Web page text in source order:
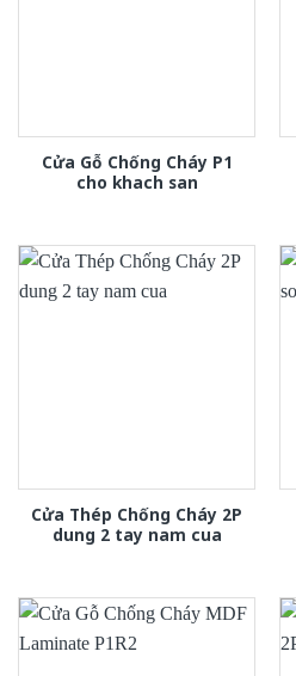
Cửa Gỗ Chống Cháy P1
cho khach san
Cửa Thép Chống Cháy 2P
dung 2 tay nam cua